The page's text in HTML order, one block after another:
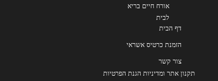
אורח חיים בריא
לבית
דף הבית
הזמנת כרטיס אשראי
צור קשר
תקנון אתר ומדיניות הגנת הפרטיות